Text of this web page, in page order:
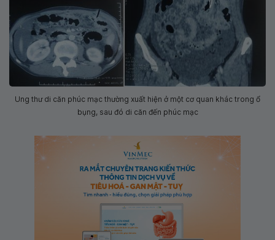
Ung thư di căn phúc mạc thường xuất hiện ở một cơ quan khác trong ổ
bụng, sau đó di căn đến phúc mạc